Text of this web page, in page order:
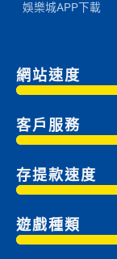
娛樂城APP下載
網站速度
客戶服務
存提款速度
遊戲種類